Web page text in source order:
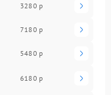
3280 р
7180 р
5480 р
6180 р